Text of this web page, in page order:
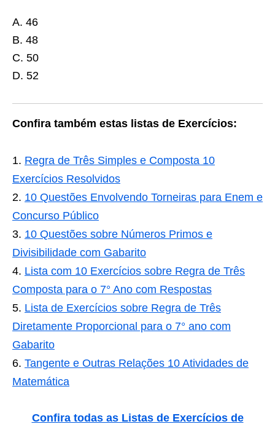
A. 46
B. 48
C. 50
D. 52
Confira também estas listas de Exercícios:
Regra de Três Simples e Composta 10
Exercícios Resolvidos
10 Questões Envolvendo Torneiras para Enem e
Concurso Público
10 Questões sobre Números Primos e
Divisibilidade com Gabarito
Lista com 10 Exercícios sobre Regra de Três
Composta para o 7° Ano com Respostas
Lista de Exercícios sobre Regra de Três
Diretamente Proporcional para o 7° ano com
Gabarito
Tangente e Outras Relações 10 Atividades de
Matemática
Confira todas as Listas de Exercícios de